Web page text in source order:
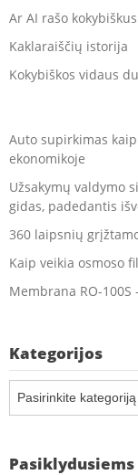
Ar AI rašo
Kaklaraiščių istorija
Kokybiškos vidaus
Auto supirkimas
ekonomikoje
Užsakymų valdymo
gidas, padedantis
360 laipsnių
Kaip veikia osmoso
Membrana RO-100S
Kategorijos
Kategorijos